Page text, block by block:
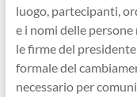
luogo, partecipanti,
e i nomi delle
le firme del
formale del
necessario per